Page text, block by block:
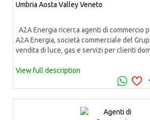
Umbria Aosta ValleyVeneto
A2A Energia ricerca agenti di commercio
A2A Energia, società commerciale del
vendita di luce, gas e servizi per clienti
View full description